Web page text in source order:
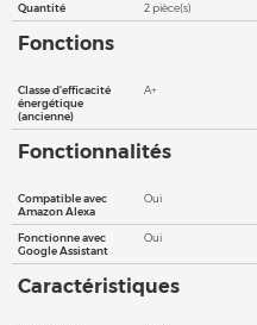
Quantité 2 pièce(s)
Fonctions
Classe d'efficacité
énergétique
(ancienne)
A+
Fonctionnalités
Compatible avec
Amazon Alexa
Oui
Fonctionne avec
Google Assistant
Oui
Caractéristiques